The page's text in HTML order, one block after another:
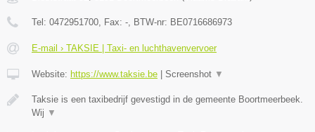
Tel: 0472951700 , Fax: - , BTW-nr: BE0716686973
E-mail › TAKSIE | Taxi- en luchthavenvervoer
Website: https://www.taksie.be | Screenshot ▼
Taksie is een taxibedrijf gevestigd in de gemeente Boortmeerbeek.
Wij ▼